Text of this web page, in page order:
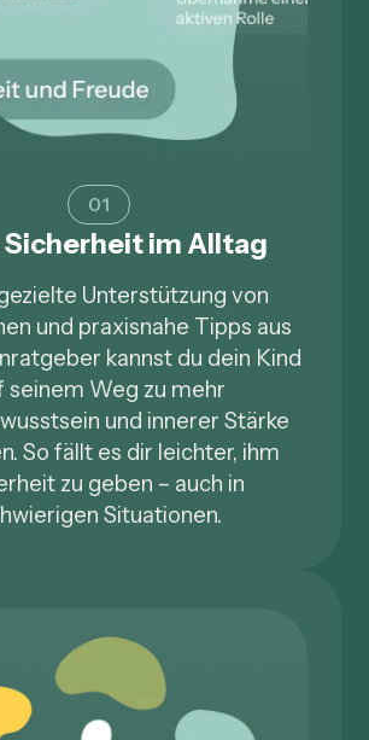
01
Sicherheit im Alltag
Unterstützung von
und praxisnahe Tipps aus
kannst du dein Kind
seinem Weg zu mehr
und innerer Stärke
So fällt es dir leichter, ihm
zu geben – auch in
Situationen.